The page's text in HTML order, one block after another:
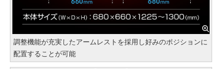
調整機能が充実したアームレストを採用し好みのポジションに
配置することが可能